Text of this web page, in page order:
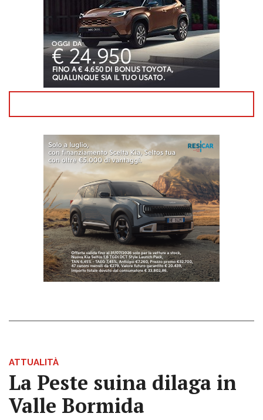
ATTUALITÀ
La Peste suina dilaga in
Valle Bormida